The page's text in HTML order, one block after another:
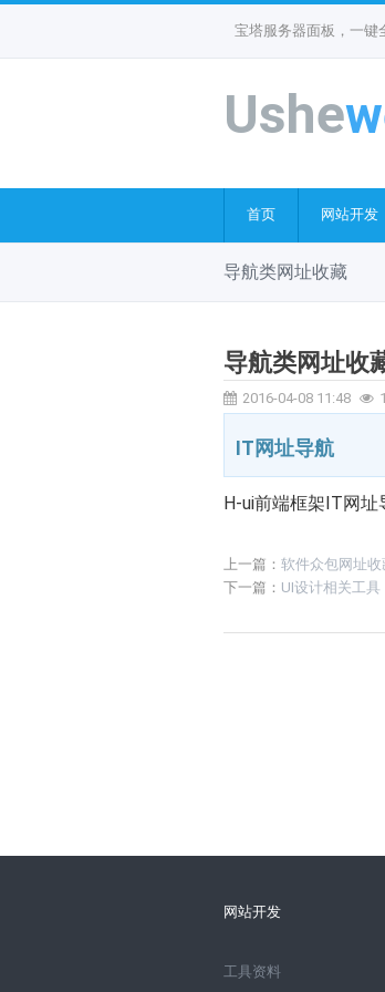
宝塔服务器面板，一键
Ushe
首页 网站开发
导航类网址收藏
导航类网址收
2016-04-08 11:48
IT网址导航
H-ui前端框架IT网址
上一篇： 软件众包网址收
下一篇： UI设计相关工具
网站开发
工具资料